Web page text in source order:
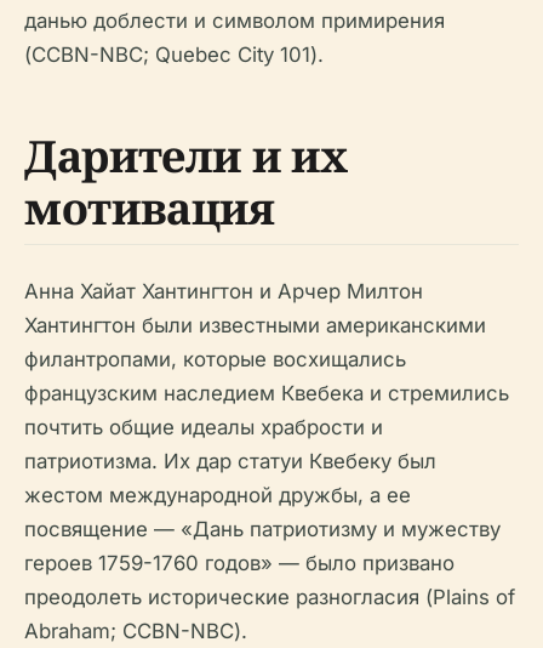
данью доблести и символом примирения
(CCBN-NBC; Quebec City 101).
Дарители и их
мотивация
Анна Хайат Хантингтон и Арчер Милтон
Хантингтон были известными американскими
филантропами, которые восхищались
французским наследием Квебека и стремились
почтить общие идеалы храбрости и
патриотизма. Их дар статуи Квебеку был
жестом международной дружбы, а ее
посвящение — «Дань патриотизму и мужеству
героев 1759-1760 годов» — было призвано
преодолеть исторические разногласия (Plains of
Abraham; CCBN-NBC).